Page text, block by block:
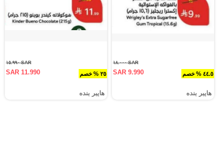
٤٤.٥ % خصم
SAR ١٨.٠٠٠
SAR 9.990
هايبر بنده
٢٥ % خصم
SAR ١٥.٩٩٠
SAR 11.990
هايبر بنده